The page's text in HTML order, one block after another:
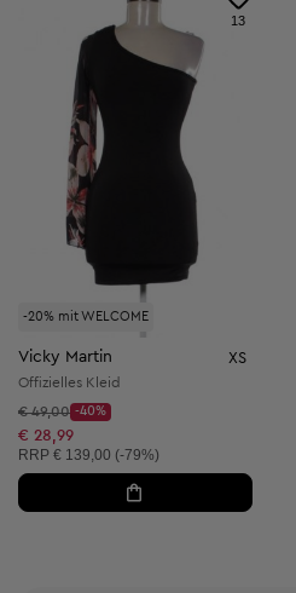
-20% mit WELCOME
13
Vicky Martin XS
Offizielles Kleid
Startpreis:
€ 49,00
Discount Price:
-40%
Reduzierter Preis:
€ 28,99
Unverbindliche Preisempfehlung:
RRP € 139,00 (-79%)